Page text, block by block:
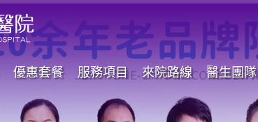
優惠套餐 服務項目 來院路線 醫生團隊